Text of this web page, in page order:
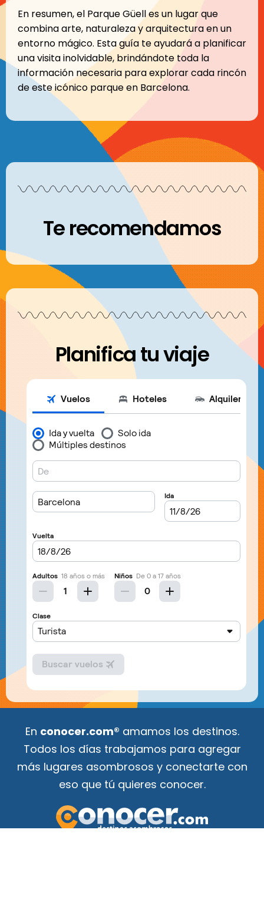
En resumen, el Parque Güell es un lugar que
combina arte, naturaleza y arquitectura en un
entorno mágico. Esta guía te ayudará a planificar
una visita inolvidable, brindándote toda la
información necesaria para explorar cada rincón
de este icónico parque en Barcelona.
Te recomendamos
Planifica tu viaje
En conocer.com® amamos los destinos.
Todos los días trabajamos para agregar
más lugares asombrosos y conectarte con
eso que tú quieres conocer.